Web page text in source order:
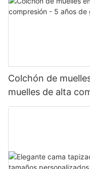
Colchón de
muelles de alta